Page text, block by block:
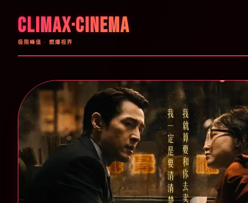
CLIMAX·CINEMA
极限峰值 · 燃爆视界